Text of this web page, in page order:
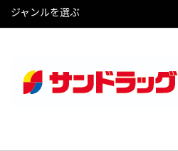
ジャンルを選ぶ